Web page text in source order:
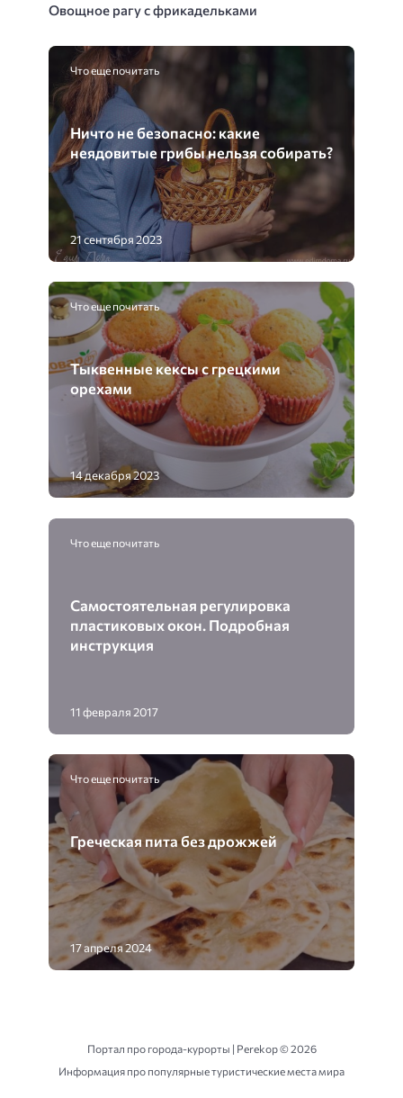
Овощное рагу с фрикадельками
Что еще почитать
Ничто не безопасно: какие
неядовитые грибы нельзя собирать?
21 сентября 2023
Что еще почитать
Тыквенные кексы с грецкими
орехами
14 декабря 2023
Что еще почитать
Самостоятельная регулировка
пластиковых окон. Подробная
инструкция
11 февраля 2017
Что еще почитать
Греческая пита без дрожжей
17 апреля 2024
Портал про города-курорты | Perekop ©2026
Информация про популярные туристические места мира